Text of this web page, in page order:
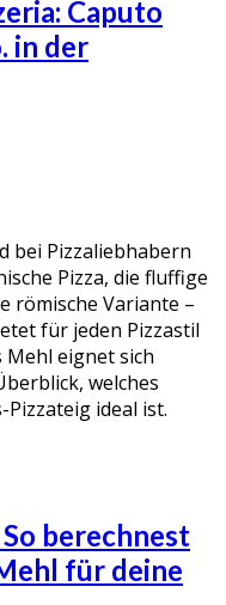
Caputo
in der
bei Pizzaliebhabern
Pizza, die fluffige
römische Variante –
für jeden Pizzastil
Mehl eignet sich
welches
ideal ist.
berechnest
für deine